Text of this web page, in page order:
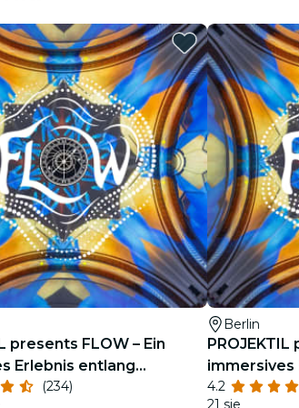
restauracje
kino
presents FLOW – Ein
Erlebnis entlang
Moldau(234)
Berlin
PROJEKTIL
immersives
Smetanas
4.2
21 sie